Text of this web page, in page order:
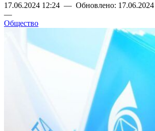
17.06.2024 12:24 — Обновлено: 17.06.2024
—
Общество